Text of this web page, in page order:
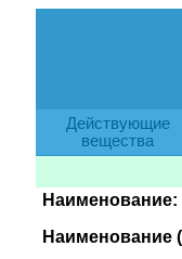
Действующие
вещества
Наименование:
Наименование